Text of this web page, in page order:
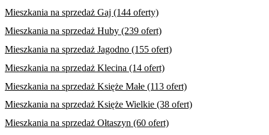
Mieszkania na sprzedaż Gaj (144 oferty)
Mieszkania na sprzedaż Huby (239 ofert)
Mieszkania na sprzedaż Jagodno (155 ofert)
Mieszkania na sprzedaż Klecina (14 ofert)
Mieszkania na sprzedaż Księże Małe (113 ofert)
Mieszkania na sprzedaż Księże Wielkie (38 ofert)
Mieszkania na sprzedaż Ołtaszyn (60 ofert)